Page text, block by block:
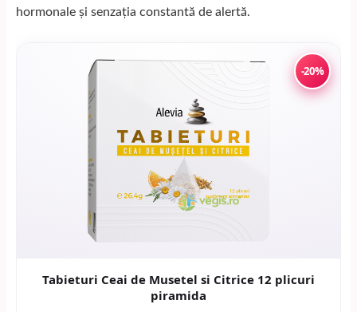
hormonale și senzația constantă de alertă.
-20%
Tabieturi Ceai de Musetel si Citrice 12 plicuri
piramida